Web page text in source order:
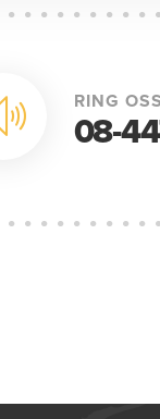
RING
08-